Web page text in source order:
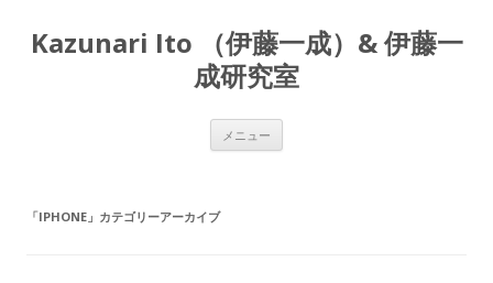
Kazunari Ito （伊藤一成）& 伊藤一
成研究室
メニュー
「IPHONE 」カテゴリーアーカイブ